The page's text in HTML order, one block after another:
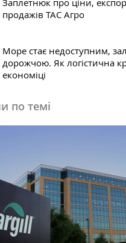
продажів ТАС Агро
Море стає недоступним,
дорожчою. Як логістична
економіці
по темі